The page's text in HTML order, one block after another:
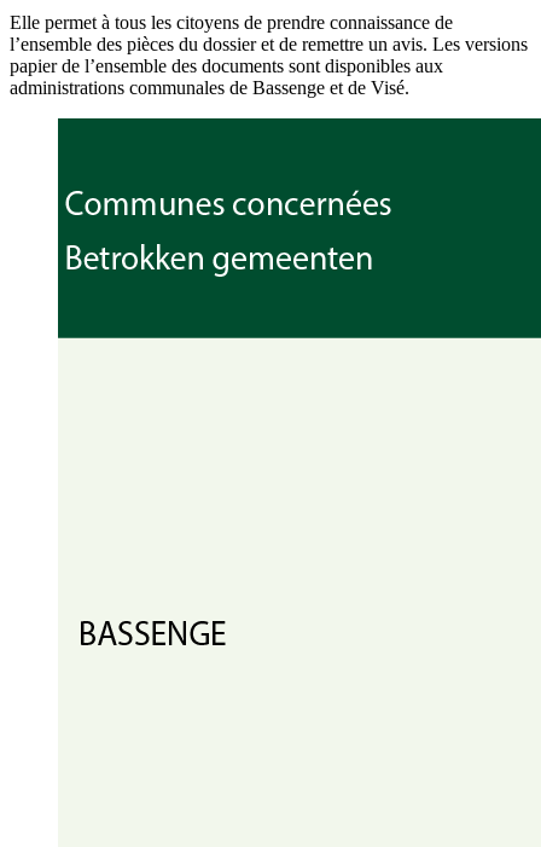
Elle permet à tous les citoyens de prendre connaissance de
l’ensemble des pièces du dossier et de remettre un avis. Les versions
papier de l’ensemble des documents sont disponibles aux
administrations communales de Bassenge et de Visé.